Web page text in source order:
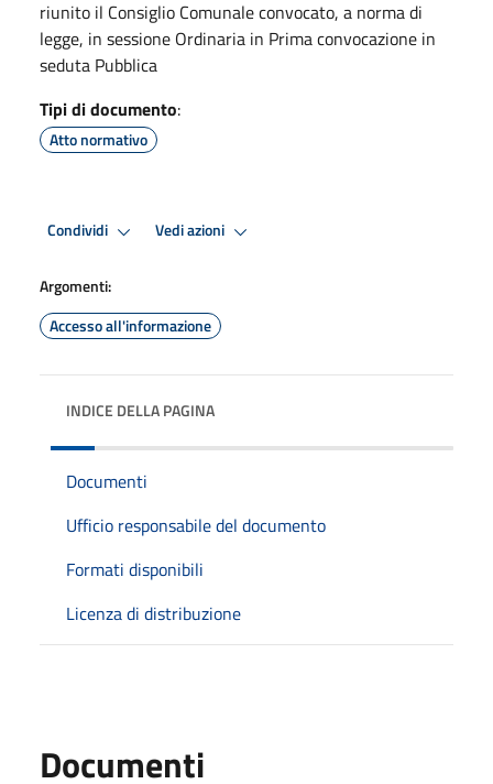
riunito il Consiglio Comunale convocato, a norma di
legge, in sessione Ordinaria in Prima convocazione in
seduta Pubblica
Tipi di documento:
Atto normativo
Condividi Vedi azioni
Argomenti:
Accesso all'informazione
INDICE DELLA PAGINA
Documenti
Ufficio responsabile del documento
Formati disponibili
Licenza di distribuzione
Documenti